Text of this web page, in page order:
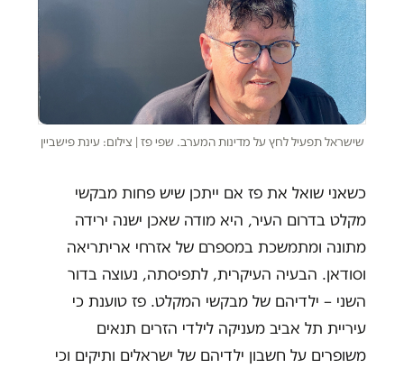
שישראל תפעיל לחץ על מדינות המערב. שפי פז | צילום: עינת פישביין
כשאני שואל את פז אם ייתכן שיש פחות מבקשי
מקלט בדרום העיר, היא מודה שאכן ישנה ירידה
מתונה ומתמשכת במספרם של אזרחי אריתריאה
וסודאן. הבעיה העיקרית, לתפיסתה, נעוצה בדור
השני – ילדיהם של מבקשי המקלט. פז טוענת כי
עיריית תל אביב מעניקה לילדי הזרים תנאים
משופרים על חשבון ילדיהם של ישראלים ותיקים וכי